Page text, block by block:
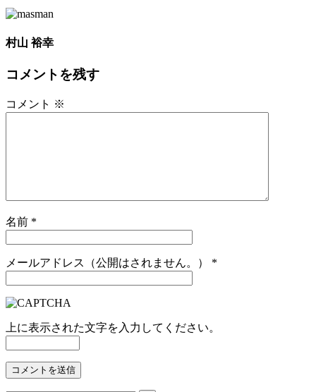
村山 裕幸
コメントを残す
コメント ※
名前 *
メールアドレス（公開はされません。） *
上に表示された文字を入力してください。